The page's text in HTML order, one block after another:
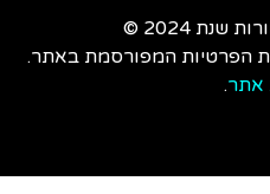
2024 ©
הפרטיות המפורסמת באתר.
.